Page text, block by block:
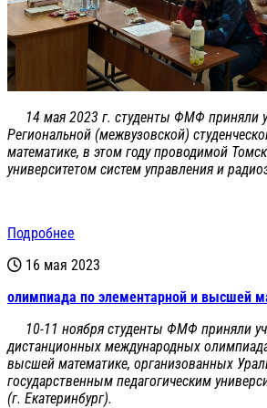
14 мая 2023 г. студенты ФМФ приняли
Региональной (межвузовской)
математике, в этом году проводимой
университетом систем управления и
Подробнее
16 мая 2023
олимпиада по элементарной и высшей
10-11 ноября студенты ФМФ приняли
дистанционных международных
высшей математике, организованных
государственным педагогическим
(г. Екатеринбург).